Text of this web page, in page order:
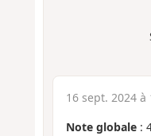
16 sept. 2024 à
Note globale: